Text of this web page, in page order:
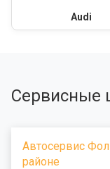
Audi
Сервисные
Автосервис
районе